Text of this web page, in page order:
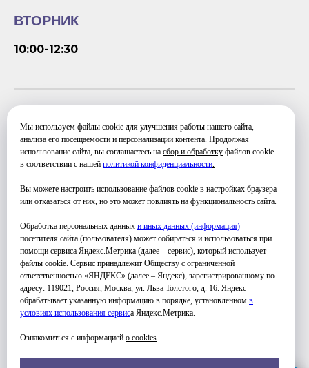
Мы используем файлы cookie для улучшения работы нашего сайта,
анализа его посещаемости и персонализации контента. Продолжая
использование сайта, вы соглашаетесь на сбор и обработку файлов cookie
в соответствии с нашей политикой конфиденциальности.
Вы можете настроить использование файлов cookie в настройках браузера
или отказаться от них, но это может повлиять на функциональность сайта.
Обработка персональных данных и иных данных (информация)
посетителя сайта (пользователя) может собираться и использоваться при
помощи сервиса Яндекс.Метрика (далее – сервис), который использует
файлы cookie. Сервис принадлежит Обществу с ограниченной
ответственностью «ЯНДЕКС» (далее – Яндекс), зарегистрированному по
адресу: 119021, Россия, Москва, ул. Льва Толстого, д. 16. Яндекс
обрабатывает указанную информацию в порядке, установленном в
условиях использования сервиса Яндекс.Метрика.
Ознакомиться с информацией о cookies
ВТОРНИК
10:00-12:30
ЧЕТВЕРГ
10:00-12:30
УЗНАТЬ ПОДРОБНЕЕ